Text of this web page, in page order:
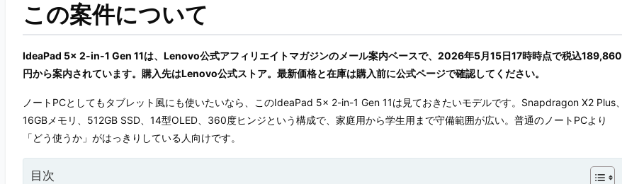
この案件について
IdeaPad 5x 2-in-1 Gen 11は、Lenovo公式アフィリエイトマガジンのメール案内ベースで、2026年5月15日17時時点で税込189,860
円から案内されています。購入先はLenovo公式ストア。最新価格と在庫は購入前に公式ページで確認してください。
ノートPCとしてもタブレット風にも使いたいなら、このIdeaPad 5x 2-in-1 Gen 11は見ておきたいモデルです。Snapdragon X2 Plus、
16GBメモリ、512GB SSD、14型OLED、360度ヒンジという構成で、家庭用から学生用まで守備範囲が広い。普通のノートPCより
「どう使うか」がはっきりしている人向けです。
目次